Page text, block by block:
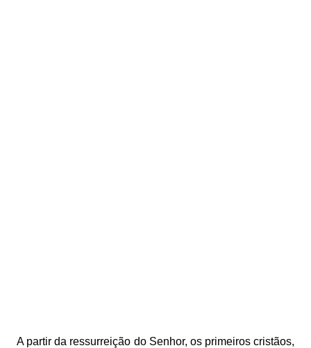
A partir da ressurreição do Senhor, os primeiros cristãos,